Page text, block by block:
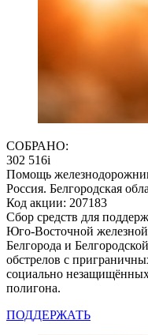
СОБРАНО:
302 516i
Помощь
Россия. Белгородская
Код акции: 207183
Сбор средств для
Юго-Восточной
Белгорода и
обстрелов с
социально
полигона.
ПОДДЕРЖАТЬ